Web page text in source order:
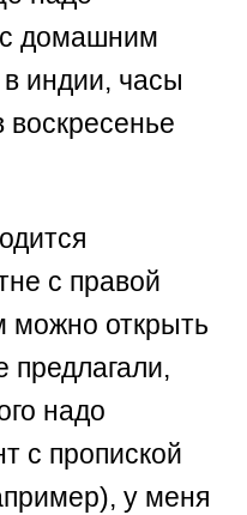
с домашним
индии, часы
с правой
можно открыть
предлагали,
надо
с пропиской
у меня